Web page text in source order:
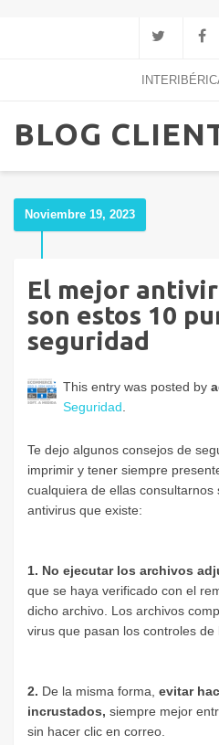
BLOG
Noviembre 19, 2023
El mejor
son estos 10
seguridad
This entry was posted by
Seguridad
Te dejo algunos consejos de
imprimir y tener siempre
cualquiera de ellas
antivirus que existe:
1. No ejecutar los archivos
que se haya verificado con el
dicho archivo. Los archivos
virus que pasan los controles de
2. De la misma forma, evitar
incrustados, siempre mejor
sin hacer clic en correo.